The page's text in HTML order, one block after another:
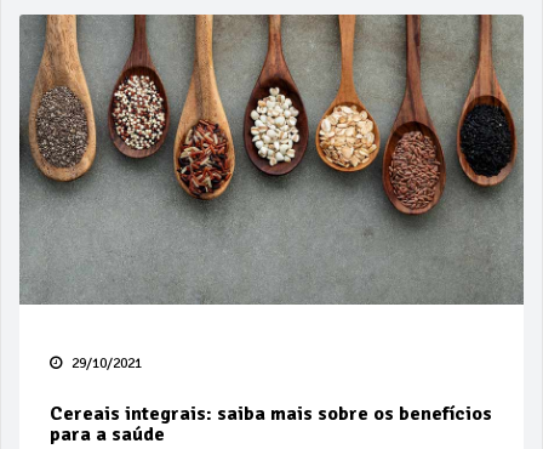
29/10/2021
Cereais integrais: saiba mais sobre os benefícios
para a saúde